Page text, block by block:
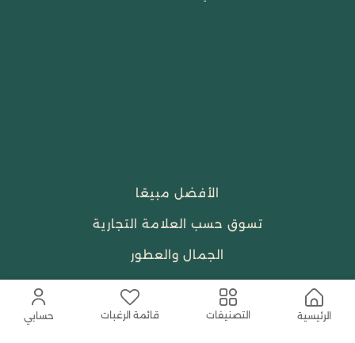
الرئيسية التصنيفات قائمة الرغبات حسابي
الأفضل مبيعًا
تسوق حسب العلامة التجارية
الجمال والعطور
احتياجات العبادة